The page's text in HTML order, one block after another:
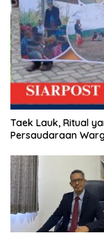
Taek Lauk, Ritual
Persaudaraan